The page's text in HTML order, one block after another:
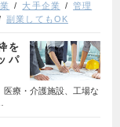
大手企業
管理
副業してもOK
を
パ
医療・介護施設、工場な